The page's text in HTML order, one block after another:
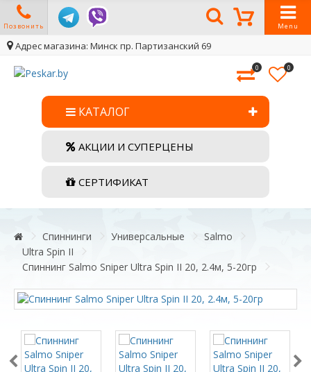
Позвонить Menu
Адрес магазина: Минск пр. Партизанский 69
0 0
КАТАЛОГ
АКЦИИ И СУПЕРЦЕНЫ
СЕРТИФИКАТ
Спиннинги Универсальные
Salmo
Ultra Spin II
Спиннинг Salmo Sniper Ultra Spin II 20, 2.4м, 5-20гр